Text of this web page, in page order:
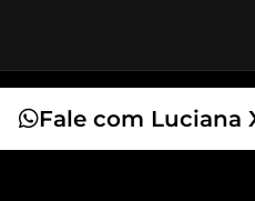
Fale com Luciana